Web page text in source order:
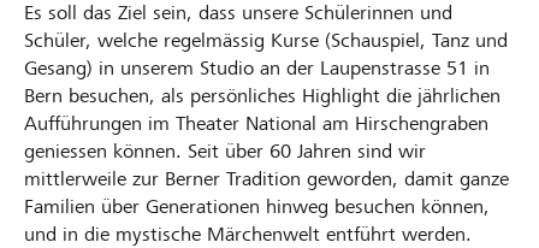
Es soll das Ziel sein, dass unsere Schülerinnen und
Schüler, welche regelmässig Kurse (Schauspiel, Tanz und
Gesang) in unserem Studio an der Laupenstrasse 51 in
Bern besuchen, als persönliches Highlight die jährlichen
Aufführungen im Theater National am Hirschengraben
geniessen können. Seit über 60 Jahren sind wir
mittlerweile zur Berner Tradition geworden, damit ganze
Familien über Generationen hinweg besuchen können,
und in die mystische Märchenwelt entführt werden.